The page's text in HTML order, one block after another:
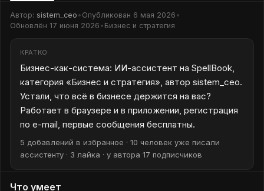
Автор: sistem_ceo • Опубликован 6 мая 2026 •
Обновлён 17 июня 2026 • Бизнес и стратегия
КРАТКО
Бизнес-как-система: ИИ-ассистент на SpellBook,
категория «Бизнес и стратегия», автор sistem_ceo.
Устали, что всё в бизнесе держится на вас?
Работает в браузере и в приложении, регистрация
по e-mail, первые сообщения бесплатны.
5 добавлений в избранное · 10 человек уже писали
ассистенту · 3 лайка · у автора 17 подписчиков
Что умеет